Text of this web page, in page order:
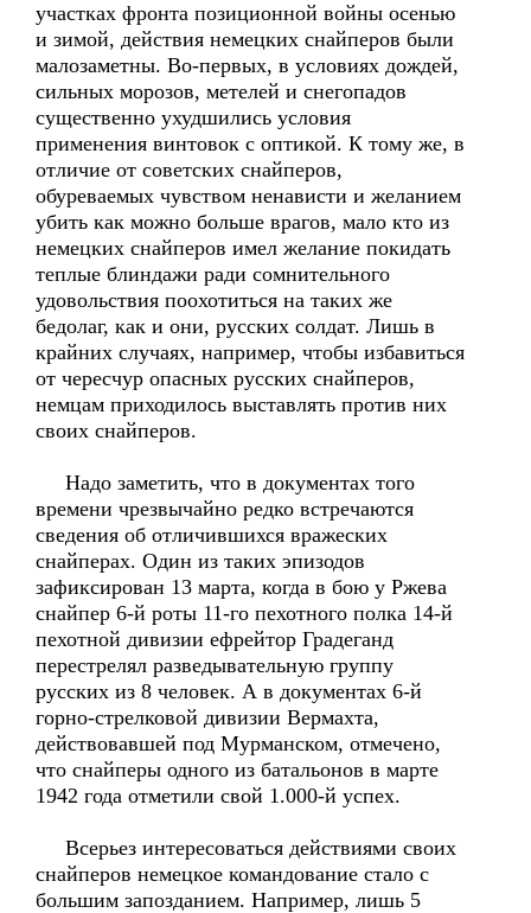
участках фронта позиционной войны осенью
и зимой, действия немецких снайперов были
малозаметны. Во-первых, в условиях дождей,
сильных морозов, метелей и снегопадов
существенно ухудшились условия
применения винтовок с оптикой. К тому же, в
отличие от советских снайперов,
обуреваемых чувством ненависти и желанием
убить как можно больше врагов, мало кто из
немецких снайперов имел желание покидать
теплые блиндажи ради сомнительного
удовольствия поохотиться на таких же
бедолаг, как и они, русских солдат. Лишь в
крайних случаях, например, чтобы избавиться
от чересчур опасных русских снайперов,
немцам приходилось выставлять против них
своих снайперов.
Надо заметить, что в документах того
времени чрезвычайно редко встречаются
сведения об отличившихся вражеских
снайперах. Один из таких эпизодов
зафиксирован 13 марта, когда в бою у Ржева
снайпер 6-й роты 11-го пехотного полка 14-й
пехотной дивизии ефрейтор Градеганд
перестрелял разведывательную группу
русских из 8 человек. А в документах 6-й
горно-стрелковой дивизии Вермахта,
действовавшей под Мурманском, отмечено,
что снайперы одного из батальонов в марте
1942 года отметили свой 1.000-й успех.
Всерьез интересоваться действиями своих
снайперов немецкое командование стало с
большим запозданием. Например, лишь 5